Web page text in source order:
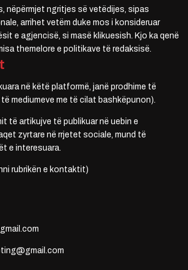
nëpërmjet ngritjes së vetëdijes, sipas
arrihet vetëm duke mos i konsideruar
e agjencisë, si masë klikuesish. Kjo ka qenë
themelore e politikave të redaksisë.
në këtë platformë, janë prodhime të
mediumeve me të cilat bashkëpunon).
të artikujve të publikuar në uebin e
zyrtare në rrjetet sociale, mund të
e interesuara.
rubrikën e kontaktit)